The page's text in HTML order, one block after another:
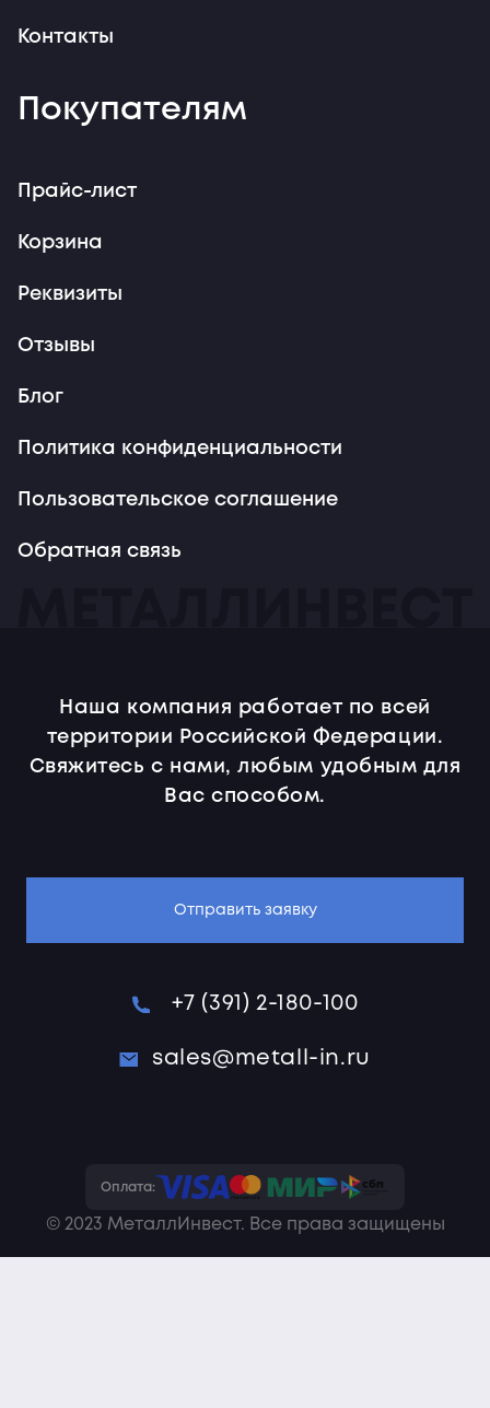
Контакты
Покупателям
Прайс-лист
Корзина
Реквизиты
Отзывы
Блог
Политика конфиденциальности
Пользовательское соглашение
Обратная связь
Наша компания работает по всей
территории Российской Федерации.
Свяжитесь с нами, любым удобным для
Вас способом.
Отправить заявку
+7 (391) 2-180-100
sales@metall-in.ru
Оплата:
© 2023 МеталлИнвест. Все права защищены